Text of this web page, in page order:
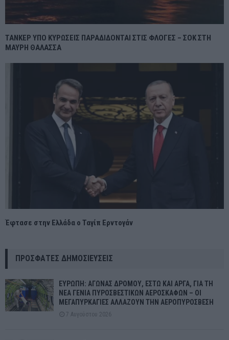
ΤΑΝΚΕΡ ΥΠΟ ΚΥΡΩΣΕΙΣ ΠΑΡΑΔΙΔΟΝΤΑΙ ΣΤΙΣ ΦΛΟΓΕΣ – ΣΟΚ ΣΤΗ
ΜΑΥΡΗ ΘΑΛΑΣΣΑ
Έφτασε στην Ελλάδα ο Ταγίπ Ερντογάν
ΠΡΌΣΦΑΤΕΣ ΔΗΜΟΣΙΕΎΣΕΙΣ
ΕΥΡΩΠΗ: ΑΓΩΝΑΣ ΔΡΟΜΟΥ, ΕΣΤΩ ΚΑΙ ΑΡΓΑ, ΓΙΑ ΤΗ
ΝΕΑ ΓΕΝΙΑ ΠΥΡΟΣΒΕΣΤΙΚΩΝ ΑΕΡΟΣΚΑΦΩΝ – ΟΙ
ΜΕΓΑΠΥΡΚΑΓΙΕΣ ΑΛΛΑΖΟΥΝ ΤΗΝ ΑΕΡΟΠΥΡΟΣΒΕΣΗ
7 Αυγούστου 2026